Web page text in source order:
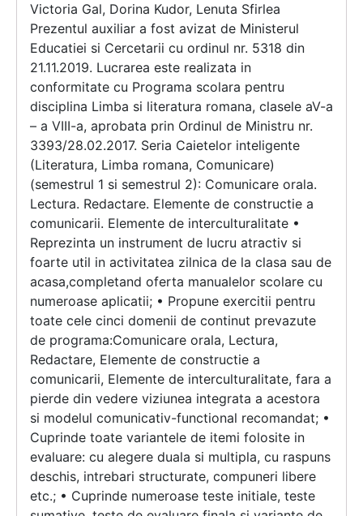
Victoria Gal, Dorina Kudor, Lenuta Sfirlea
Prezentul auxiliar a fost avizat de Ministerul
Educatiei si Cercetarii cu ordinul nr. 5318 din
21.11.2019. Lucrarea este realizata in
conformitate cu Programa scolara pentru
disciplina Limba si literatura romana, clasele aV-a
– a VIII-a, aprobata prin Ordinul de Ministru nr.
3393/28.02.2017. Seria Caietelor inteligente
(Literatura, Limba romana, Comunicare)
(semestrul 1 si semestrul 2): Comunicare orala.
Lectura. Redactare. Elemente de constructie a
comunicarii. Elemente de interculturalitate •
Reprezinta un instrument de lucru atractiv si
foarte util in activitatea zilnica de la clasa sau de
acasa,completand oferta manualelor scolare cu
numeroase aplicatii; • Propune exercitii pentru
toate cele cinci domenii de continut prevazute
de programa:Comunicare orala, Lectura,
Redactare, Elemente de constructie a
comunicarii, Elemente de interculturalitate, fara a
pierde din vedere viziunea integrata a acestora
si modelul comunicativ-functional recomandat; •
Cuprinde toate variantele de itemi folosite in
evaluare: cu alegere duala si multipla, cu raspuns
deschis, intrebari structurate, compuneri libere
etc.; • Cuprinde numeroase teste initiale, teste